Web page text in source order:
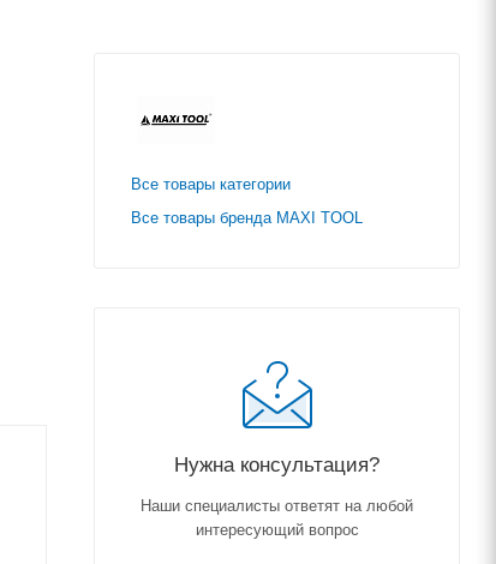
Все товары категории
Все товары бренда MAXI TOOL
Нужна консультация?
Наши специалисты ответят на любой
интересующий вопрос